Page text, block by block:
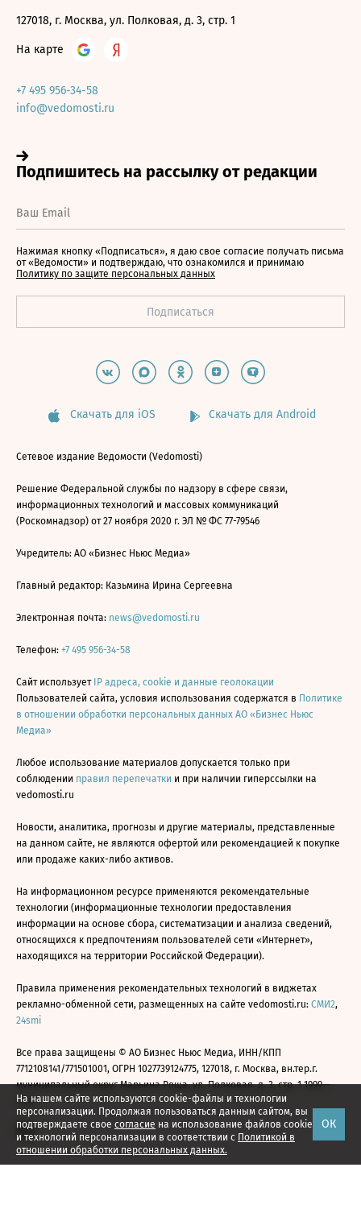
На нашем сайте используются cookie-файлы и технологии
персонализации. Продолжая пользоваться данным сайтом, вы
подтверждаете свое согласие на использование файлов cookie
и технологий персонализации в соответствии с Политикой в
отношении обработки персональных данных.
ОК
127018, г. Москва, ул. Полковая, д. 3, стр. 1
На карте
+7 495 956-34-58
info@vedomosti.ru
Нажимая кнопку «Подписаться», я даю свое согласие получать письма
от «Ведомости» и подтверждаю, что ознакомился и принимаю
Политику по защите персональных данных
Скачать для iOS Скачать для Android
Сетевое издание Ведомости (Vedomosti)
Решение Федеральной службы по надзору в сфере связи,
информационных технологий и массовых коммуникаций
(Роскомнадзор) от 27 ноября 2020 г. ЭЛ № ФС 77-79546
Учредитель: АО «Бизнес Ньюс Медиа»
Главный редактор: Казьмина Ирина Сергеевна
Электронная почта: news@vedomosti.ru
Телефон: +7 495 956-34-58
Сайт использует IP адреса, cookie и данные геолокации
Пользователей сайта, условия использования содержатся в Политике
в отношении обработки персональных данных АО «Бизнес Ньюс
Медиа»
Любое использование материалов допускается только при
соблюдении правил перепечатки и при наличии гиперссылки на
vedomosti.ru
Новости, аналитика, прогнозы и другие материалы, представленные
на данном сайте, не являются офертой или рекомендацией к покупке
или продаже каких-либо активов.
На информационном ресурсе применяются рекомендательные
технологии (информационные технологии предоставления
информации на основе сбора, систематизации и анализа сведений,
относящихся к предпочтениям пользователей сети «Интернет»,
находящихся на территории Российской Федерации).
Правила применения рекомендательных технологий в виджетах
рекламно-обменной сети, размещенных на сайте vedomosti.ru: СМИ2,
24smi
Все права защищены © АО Бизнес Ньюс Медиа, ИНН/КПП
7712108141/771501001, ОГРН 1027739124775, 127018, г. Москва, вн.тер.г.
муниципальный округ Марьина Роща, ул. Полковая, д. 3, стр. 1 1999—
2026